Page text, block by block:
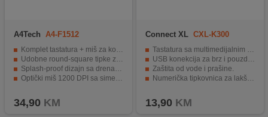
A4Tech A4-F1512
Komplet tastatura + miš za kompletnu upotrebu
Udobne round-square tipke za precizno kucanje
Splash-proof dizajn sa drenažnim otvorima
Optički miš 1200 DPI sa simetričnim dizajnom
34,90 KM
Connect XL CXL-K300
Tastatura sa multimedijalnim tipkama, SLIM dizajn.
USB konekcija za brz i pouzdan prijenos podataka.
Zaštita od vode i prašine.
Numerička tipkovnica za lakši unos brojeva.
13,90 KM